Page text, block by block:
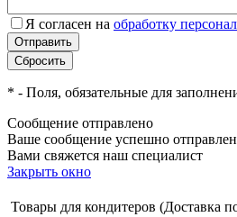
Я согласен на обработку
* - Поля, обязательные для
Сообщение отправлено
Ваше сообщение успешно
Вами свяжется наш специалист
Закрыть окно
Товары для кондитеров (Доставка